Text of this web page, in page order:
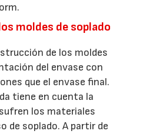
moldes de soplado
de los moldes
del envase con
que el envase final.
tiene en cuenta la
los materiales
de soplado. A partir de